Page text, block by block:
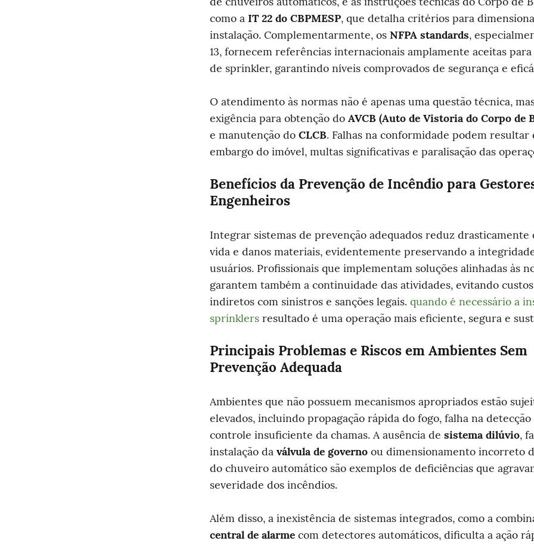
como a IT 22 do CBPMESP, que detalha critérios para
instalação. Complementarmente, os NFPA standards,
13, fornecem referências internacionais amplamente aceitas para
de sprinkler, garantindo níveis comprovados de segurança e
O atendimento às normas não é apenas uma questão técnica,
exigência para obtenção do AVCB (Auto de Vistoria do Corpo de
e manutenção do CLCB. Falhas na conformidade podem resultar
embargo do imóvel, multas significativas e paralisação das
Benefícios da Prevenção de Incêndio para
Engenheiros
Integrar sistemas de prevenção adequados reduz drasticamente
vida e danos materiais, evidentemente preservando a
usuários. Profissionais que implementam soluções alinhadas às
garantem também a continuidade das atividades, evitando
indiretos com sinistros e sanções legais. quando é necessário a
sprinklers resultado é uma operação mais eficiente, segura e
Principais Problemas e Riscos em Ambientes Sem
Prevenção Adequada
Ambientes que não possuem mecanismos apropriados estão
elevados, incluindo propagação rápida do fogo, falha na
controle insuficiente da chamas. A ausência de sistema dilúvio,
instalação da válvula de governo ou dimensionamento incorreto
do chuveiro automático são exemplos de deficiências que
severidade dos incêndios.
central de alarme com detectores automáticos, dificulta a ação